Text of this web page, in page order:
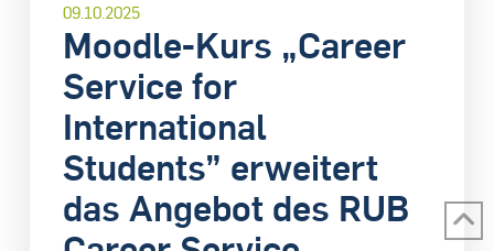
09.10.2025
Moodle-Kurs „Career
Service for
International
Students” erweitert
das Angebot des RUB